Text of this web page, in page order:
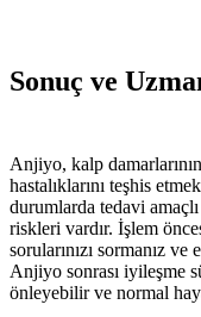
Sonuç ve
Anjiyo, kalp
hastalıklarını teşhis
durumlarda tedavi
riskleri vardır. İşlem
sorularınızı sormanız
Anjiyo sonrası iyileşme
önleyebilir ve normal